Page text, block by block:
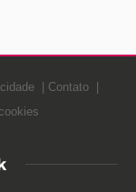
Contato